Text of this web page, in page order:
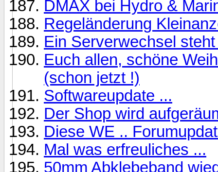
DMAX bei Hydro &
Regeländerung
Ein Serverwechsel
Euch allen, schöne
(schon jetzt !)
Softwareupdate ...
Der Shop wird
Diese WE ..
Mal was erfreuliches ...
50mm Abklebeband